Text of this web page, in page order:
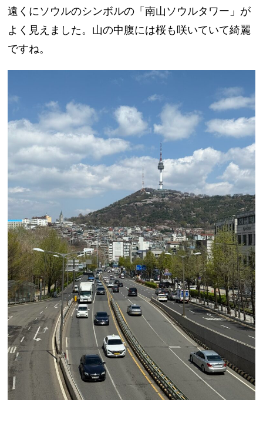
遠くにソウルのシンボルの「南山ソウルタワー」が
よく見えました。山の中腹には桜も咲いていて綺麗
ですね。